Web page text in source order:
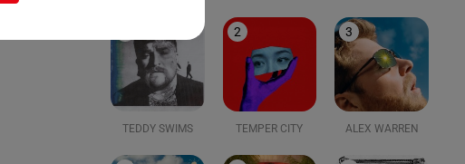
TEDDY SWIMS
2
TEMPER CITY
3
ALEX WARREN